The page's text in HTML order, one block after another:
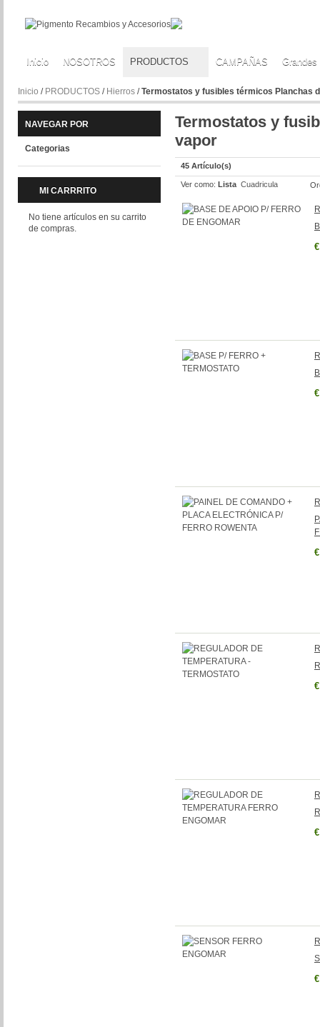
Inicio NOSOTROS PRODUCTOS CAMPAÑAS
Inicio / PRODUCTOS / Hierros /Termostatos y fusibles térmicos Planchas
NAVEGAR POR
Categorias
MI CARRRITO
No tiene artículos en su carrito
de compras.
Termostatos y
vapor
45 Artículo(s)
Ver como: Lista Cuadricula